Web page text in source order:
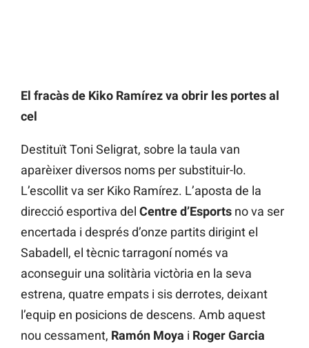
El fracàs de Kiko Ramírez va obrir les portes al
cel
Destituït Toni Seligrat, sobre la taula van
aparèixer diversos noms per substituir-lo.
L’escollit va ser Kiko Ramírez. L’aposta de la
direcció esportiva del Centre d’Esports no va ser
encertada i després d’onze partits dirigint el
Sabadell, el tècnic tarragoní només va
aconseguir una solitària victòria en la seva
estrena, quatre empats i sis derrotes, deixant
l’equip en posicions de descens. Amb aquest
nou cessament, Ramón Moya i Roger Garcia